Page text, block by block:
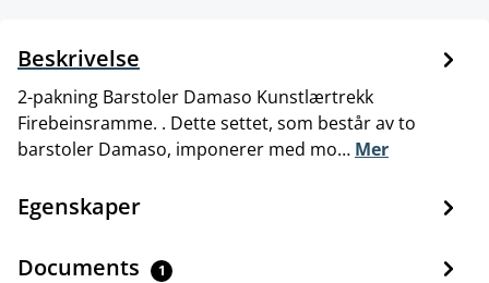
Beskrivelse
2-pakning Barstoler Damaso Kunstlærtrekk
Firebeinsramme. . Dette settet, som består av to
barstoler Damaso, imponerer med mo… Mer
Egenskaper
Documents 1